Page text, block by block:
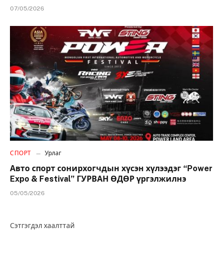
07/05/2026
СПОРТ Урлаг
Авто спорт сонирхогчдын хүсэн хүлээдэг “Power
Expo & Festival” ГУРВАН ӨДӨР үргэлжилнэ
05/05/2026
Сэтгэгдэл хаалттай